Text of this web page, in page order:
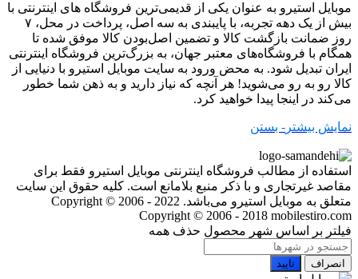
موبایل استیرو به عنوان یکی از قدیمی‌ترین فروشگاه های اینترنتی با
بیش از یک دهه تجربه، با پایبندی به سه اصل، پرداخت در محل، ۷
روز ضمانت بازگشت کالا و تضمین اصل‌بودن کالا موفق شده تا
همگام با فروشگاه‌های معتبر جهان، به بزرگ‌ترین فروشگاه اینترنتی
ایران تبدیل شود. به محض ورود به سایت موبایل استیرو با دنیایی از
کالا رو به رو می‌شوید! هر آنچه که نیاز دارید و به ذهن شما خطور
می‌کند در اینجا پیدا خواهید کرد.
نمایش بیشتر - بستن
استفاده از مطالب فروشگاه اینترنتی موبایل استیرو فقط برای
مقاصد غیرتجاری و با ذکر منبع بلامانع است. کلیه حقوق این سایت
متعلق به موبایل استیرو می‌باشد. Copyright © 2006 - 2022
Copyright © 2006 - 2018 mobilestiro.com
فیلتر بر اساس شهر محصول حذف همه
انصراف تایید